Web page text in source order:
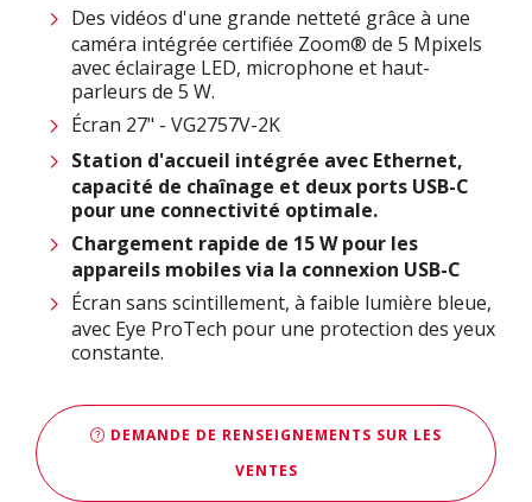
Des vidéos d'une grande netteté grâce à une
caméra intégrée certifiée Zoom® de 5 Mpixels
avec éclairage LED, microphone et haut-
parleurs de 5 W.
Écran 27" - VG2757V-2K
Station d'accueil intégrée avec Ethernet,
capacité de chaînage et deux ports USB-C
pour une connectivité optimale.
Chargement rapide de 15 W pour les
appareils mobiles via la connexion USB-C
Écran sans scintillement, à faible lumière bleue,
avec Eye ProTech pour une protection des yeux
constante.
DEMANDE DE RENSEIGNEMENTS SUR LES
VENTES